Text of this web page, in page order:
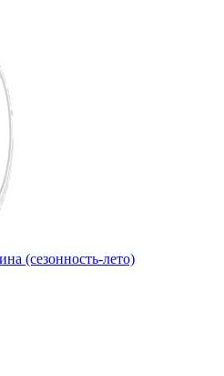
(сезонность-лето)